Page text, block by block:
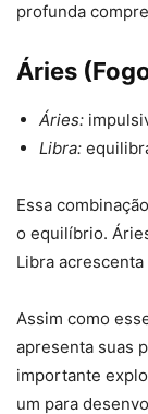
profunda
Áries
Áries:
Libra:
Essa
o equilíbrio.
Libra
Assim como
apresenta suas
importante
um para